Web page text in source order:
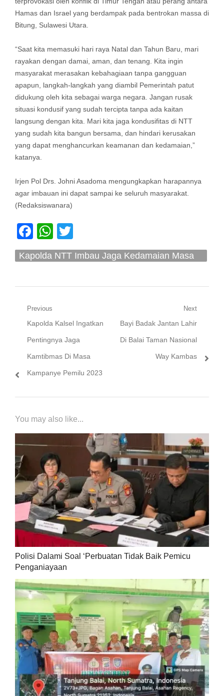
Hamas dan Israel yang berdampak pada bentrokan massa di
Bitung, Sulawesi Utara.
“Saat kita memasuki hari raya Natal dan Tahun Baru, mari
rayakan dengan damai, aman, dan tenang. Kita ingin
masyarakat merasakan kebahagiaan tanpa gangguan
apapun, langkah-langkah yang diambil Pemerintah patut
didukung oleh kita sebagai warga negara. Jangan rusak
situasi kondusif yang sudah tercipta tanpa ada kaitan
langsung dengan kita. Mari kita jaga kondusifitas di NTT
yang sudah kita bangun bersama, dan hindari kerusakan
yang dapat menghancurkan keamanan dan kedamaian,”
katanya.
Irjen Pol Drs. Johni Asadoma mengungkapkan harapannya
agar imbauan ini dapat sampai ke seluruh masyarakat.
(Redaksiswanara)
Facebook
WhatsApp
Kapolda NTT Imbau Jaga Kedamaian Masa
Navigasi
pos
Previous
Previous
post:
Kapolda Kalsel Ingatkan
Pentingnya Jaga
Kamtibmas Di Masa
Kampanye Pemilu 2023
Next
Next
post:
Bayi Badak Jantan Lahir
Di Balai Taman Nasional
Way Kambas
You may also like...
Polisi Dalami Soal ‘Perbuatan Tidak Baik Pemicu
Penganiayaan